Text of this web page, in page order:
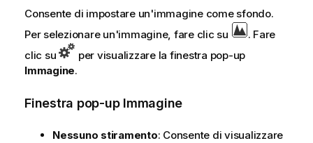
Consente di impostare un'immagine come sfondo.
Per selezionare un'immagine, fare clic su
. Fare
clic su
per visualizzare la finestra pop-up
Immagine.
Finestra pop-up Immagine
Nessuno stiramento: Consente di visualizzare